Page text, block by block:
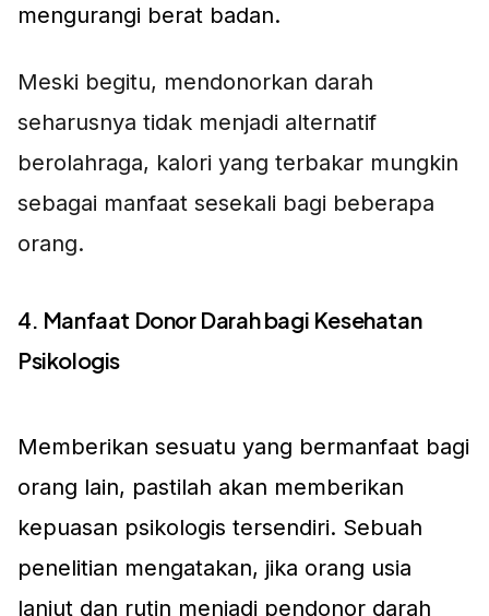
mengurangi berat badan.
Meski begitu, mendonorkan darah
seharusnya tidak menjadi alternatif
berolahraga, kalori yang terbakar mungkin
sebagai manfaat sesekali bagi beberapa
orang.
4. Manfaat Donor Darah bagi Kesehatan
Psikologis
Memberikan sesuatu yang bermanfaat bagi
orang lain, pastilah akan memberikan
kepuasan psikologis tersendiri. Sebuah
penelitian mengatakan, jika orang usia
lanjut dan rutin menjadi pendonor darah